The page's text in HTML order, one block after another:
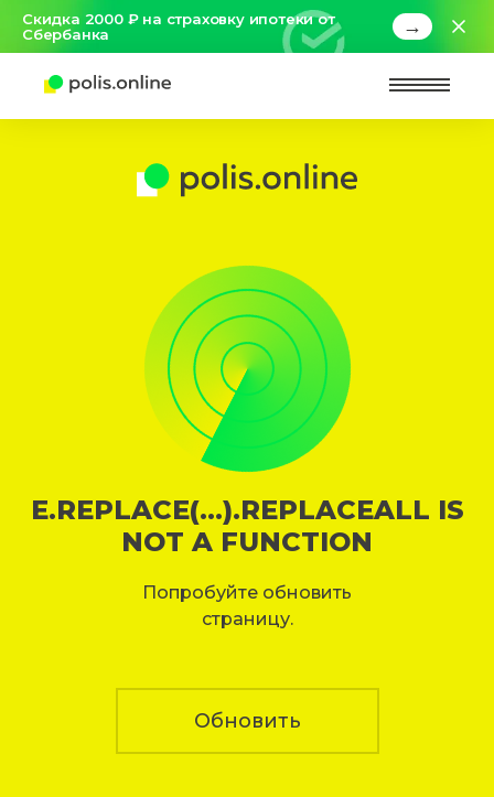
Скидка 2000 ₽ на страховку ипотеки от
Сбербанка
→
E.REPLACE(...).REPLACEALL IS
NOT A FUNCTION
Попробуйте обновить
страницу.
Обновить